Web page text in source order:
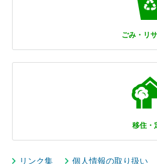
ごみ・リ
移住・
リンク集 個人情報の取り扱い